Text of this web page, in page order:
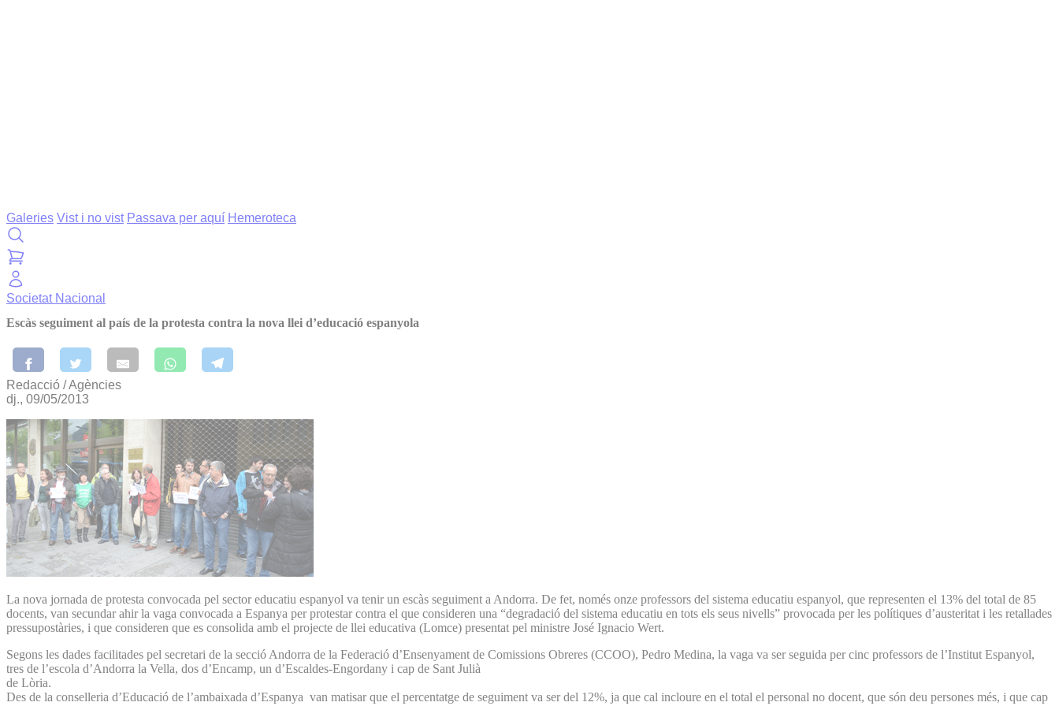
Galeries Vist i no vist Passava per aquí Hemeroteca
Societat Nacional
Escàs seguiment al país de la protesta contra la nova llei d’educació espanyola
Redacció / Agències
dj., 09/05/2013
La nova jornada de protesta convocada pel sector educatiu espanyol va tenir un escàs seguiment a Andorra. De fet, només onze professors del sistema educatiu espanyol, que representen el 13% del total de 85
docents, van secundar ahir la vaga convocada a Espanya per protestar contra el que consideren una “degradació del sistema educatiu en tots els seus nivells” provocada per les polítiques d’austeritat i les retallades
pressupostàries, i que consideren que es consolida amb el projecte de llei educativa (Lomce) presentat pel ministre José Ignacio Wert.
Segons les dades facilitades pel secretari de la secció Andorra de la Federació d’Ensenyament de Comissions Obreres (CCOO), Pedro Medina, la vaga va ser seguida per cinc professors de l’Institut Espanyol,
tres de l’escola d’Andorra la Vella, dos d’Encamp, un d’Escaldes-Engordany i cap de Sant Julià
de Lòria.
Des de la conselleria d’Educació de l’ambaixada d’Espanya van matisar que el percentatge de seguiment va ser del 12%, ja que cal incloure en el total el personal no docent, que són deu persones més, i que cap